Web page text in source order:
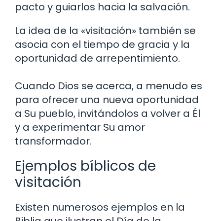
pacto y guiarlos hacia la salvación.
La idea de la «visitación» también se
asocia con el tiempo de gracia y la
oportunidad de arrepentimiento.
Cuando Dios se acerca, a menudo es
para ofrecer una nueva oportunidad
a Su pueblo, invitándolos a volver a Él
y a experimentar Su amor
transformador.
Ejemplos bíblicos de
visitación
Existen numerosos ejemplos en la